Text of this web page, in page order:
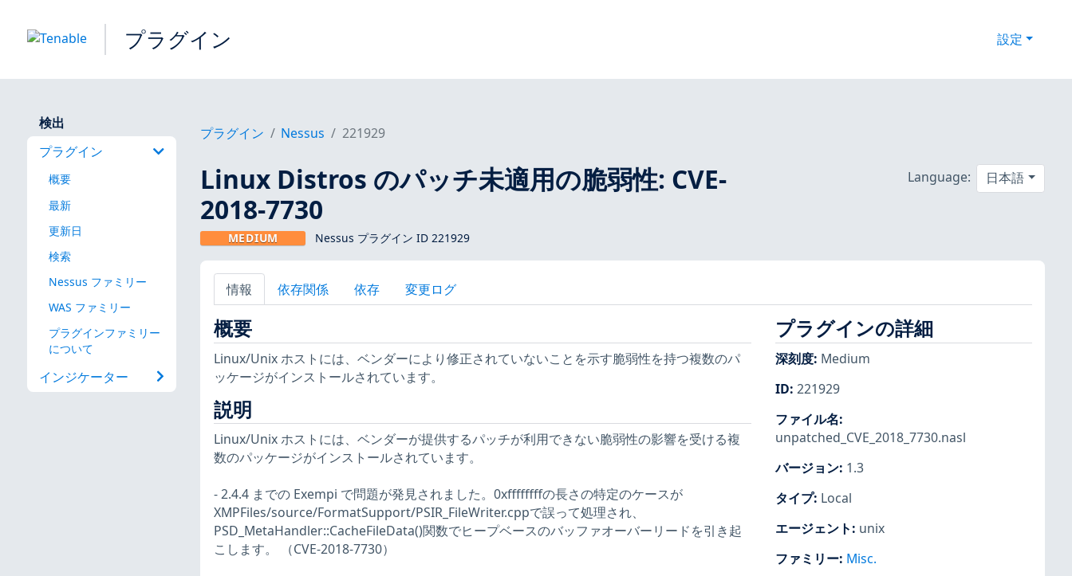
プラグイン 設定
検出
プラグイン
概要
最新
更新日
検索
Nessus ファミリー
WAS ファミリー
プラグインファミリー
について
インジケーター
プラグイン Nessus 221929
Linux Distros のパッチ未適用の脆弱性: CVE-
2018-7730
MEDIUM Nessus プラグイン ID 221929
Language: 日本語
情報 依存関係 依存 変更ログ
概要
Linux/Unix ホストには、ベンダーにより修正されていないことを示す脆弱性を持つ複数のパ
ッケージがインストールされています。
説明
Linux/Unix ホストには、ベンダーが提供するパッチが利用できない脆弱性の影響を受ける複
数のパッケージがインストールされています。
- 2.4.4 までの Exempi で問題が発見されました。0xffffffffの長さの特定のケースが
XMPFiles/source/FormatSupport/PSIR_FileWriter.cppで誤って処理され、
PSD_MetaHandler::CacheFileData()関数でヒープベースのバッファオーバーリードを引き起
こします。 （CVE-2018-7730）
プラグインの詳細
深刻度: Medium
ID: 221929
ファイル名:
unpatched_CVE_2018_7730.nasl
バージョン: 1.3
タイプ: Local
エージェント: unix
ファミリー: Misc.